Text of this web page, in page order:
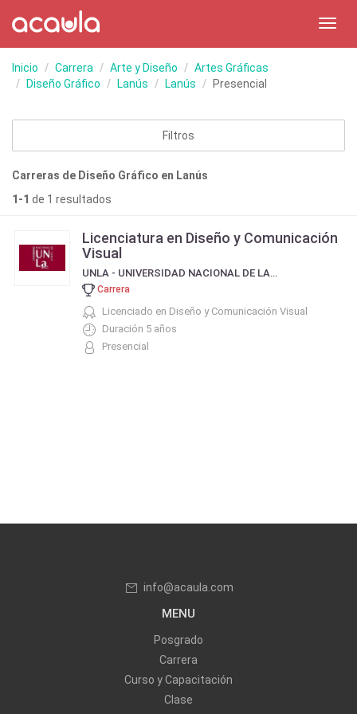
Inicio Carrera Arte y Diseño
Artes Gráficas
Diseño Gráfico
Lanús Lanús Presencial
Filtros
Carreras de Diseño Gráfico en Lanús
1-1 de 1 resultados
Licenciatura en Diseño y Comunicación
Visual
UNLA - UNIVERSIDAD NACIONAL DE LANÚS
Carrera
Licenciado en Diseño y Comunicación Visual
Duración 5 años
Presencial
info@acaula.com
MENU
Posgrado
Carrera
Curso y Capacitación
Clase